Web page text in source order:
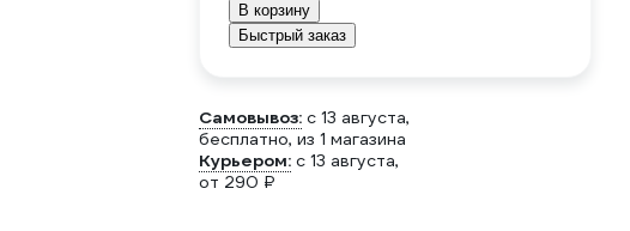
В корзину
Быстрый заказ
Самовывоз: c 13 августа,
бесплатно, из 1 магазина
Курьером: c 13 августа,
от 290 ₽